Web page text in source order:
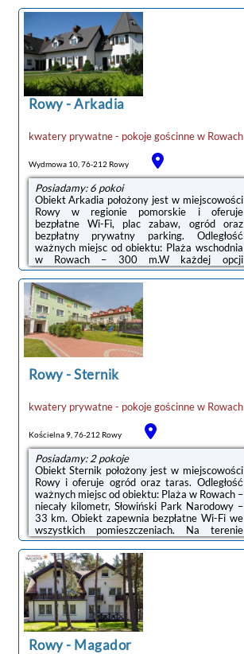
balkon.Odległość ważnych miejsc od obiektu:
Promenada w Ustce – 22 km, Latarnia
morska w Ustce – 23 km. Lotnisko Lotnisko
Gdańsk-Rębiechowo znajduje się 133 km od
obiektu.Doba hotelowa od godziny 14:00 do
10:00.Zarządzany przez gospodarza
prywatnego (osobę fizyczną)W przypadku ...
Rowy-Arkadia
kwatery prywatne - pokoje gościnnew Rowach
Wydmowa 10, 76-212 Rowy
Posiadamy: 6 pokoi
Obiekt Arkadia położony jest w miejscowości
Rowy w regionie pomorskie i oferuje
bezpłatne Wi-Fi, plac zabaw, ogród oraz
bezpłatny prywatny parking. Odległość
ważnych miejsc od obiektu: Plaża wschodnia
w Rowach – 300 m.W każdej opcji
zakwaterowania znajduje się aneks kuchenny
z pełnym wyposażeniem i stołem, a także
prywatna łazienka z prysznicem oraz
suszarką do włosów. Wyposażenie obejmuje
również telewizor z płaskim ekranem.
Niektóre opcje zakwaterowania mają balkon
lub patio z widokiem na ogród.Na miejscu
dostępny jest taras i sprzęt do grillowania, a
w okolicy ...
Rowy-Sternik
kwatery prywatne - pokoje gościnnew Rowach
Kościelna 9, 76-212 Rowy
Posiadamy: 2 pokoje
Obiekt Sternik położony jest w miejscowości
Rowy i oferuje ogród oraz taras. Odległość
ważnych miejsc od obiektu: Plaża w Rowach –
niecały kilometr, Słowiński Park Narodowy –
33 km. Obiekt zapewnia bezpłatne Wi-Fi we
wszystkich pomieszczeniach. Na terenie
obiektu dostępny jest też prywatny
parking.Odległość ważnych miejsc od
obiektu: Promenada w Ustce – 23 km,
Latarnia morska w Ustce – 23 km. Lotnisko
Lotnisko Gdańsk-Rębiechowo znajduje się
127 km od obiektu.Doba hotelowa od godziny
15:00 do 10:00.W obiekcie obowiązuje zakaz
organizowania wieczorów panieńskich, ...
Rowy- Magador